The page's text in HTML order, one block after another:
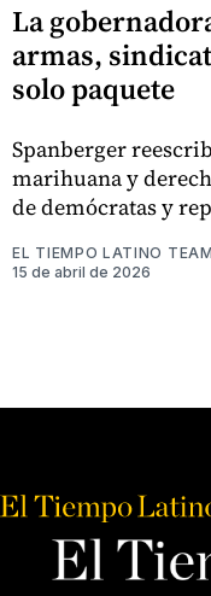
La
armas,
solo paquete
Spanberger
marihuana y
de demócratas y
EL TIEMPO LATINO TEAM
15 de abril de 2026